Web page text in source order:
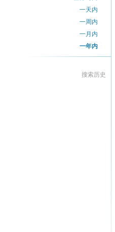
一天内
一周内
一月内
一年内
搜索历史